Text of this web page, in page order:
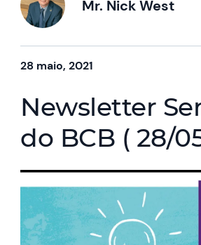
Mr. Nick West
28 maio, 2021
Newsletter
do BCB ( 28/